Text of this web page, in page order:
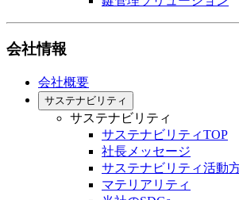
会社情報
会社概要
サステナビリティ
サステナビリティ
サステナビリティTOP
社長メッセージ
サステナビリティ活動
マテリアリティ